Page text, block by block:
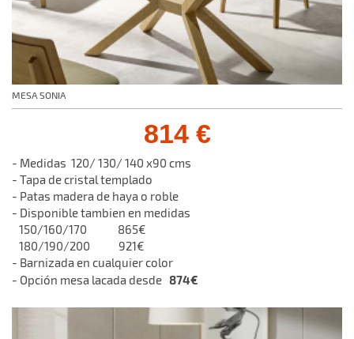
MESA SONIA
814 €
- Medidas 120/ 130/ 140 x90 cms
- Tapa de cristal templado
- Patas madera de haya o roble
- Disponible tambien en medidas
150/160/170 865€
180/190/200 921€
- Barnizada en cualquier color
- Opción mesa lacada desde 874€